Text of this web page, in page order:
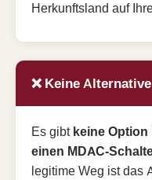
Herkunftsland auf
❌ Keine
Es gibtkeine
einen MDAC-
legitime Weg ist das